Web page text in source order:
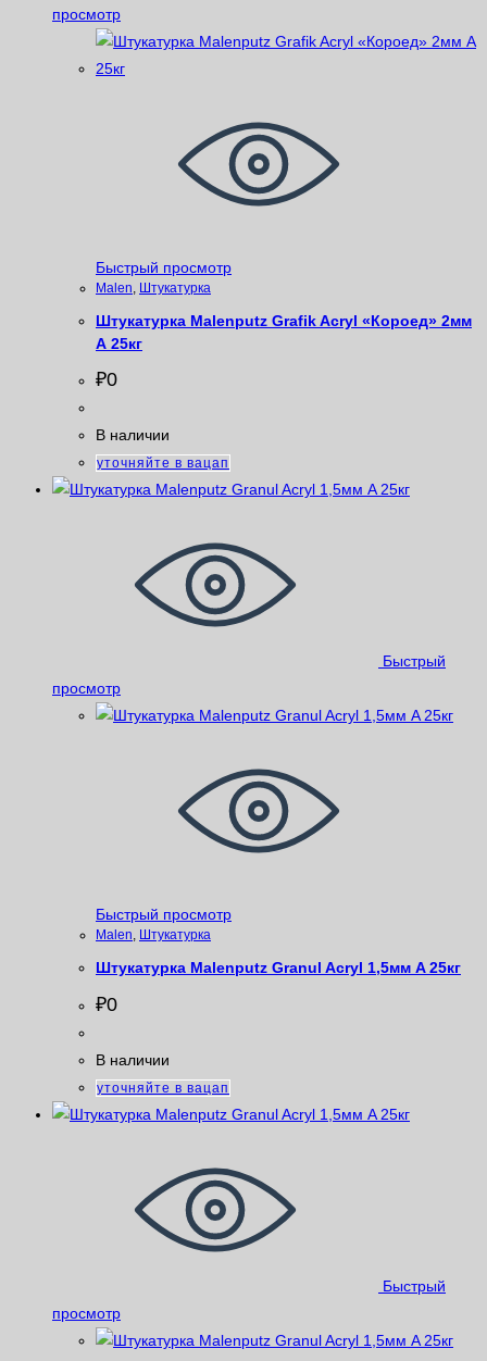
просмотр
Быстрый просмотр
Malen, Штукатурка
Штукатурка Malenputz Grafik Acryl «Короед» 2мм
А 25кг
₽0
В наличии
уточняйте в вацап
Быстрый
просмотр
Быстрый просмотр
Malen, Штукатурка
Штукатурка Malenputz Granul Acryl 1,5мм A 25кг
₽0
В наличии
уточняйте в вацап
Быстрый
просмотр